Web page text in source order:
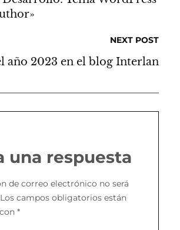
NEXT POST
año 2023 en el blog Interlan
una respuesta
de correo electrónico no será
Los campos obligatorios están
*